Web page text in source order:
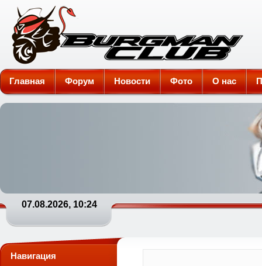
Burgman-Club
Главная Форум Новости Фото О нас
07.08.2026, 10:24
Навигация